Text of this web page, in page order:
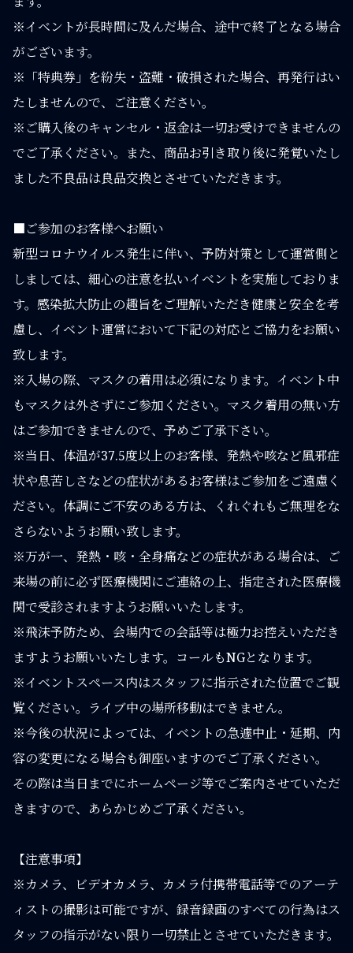
※イベントが長時間に及んだ場合、途中で終了となる場合
がございます。
※「特典券」を紛失・盗難・破損された場合、再発行はい
たしませんので、ご注意ください。
※ご購入後のキャンセル・返金は一切お受けできませんの
でご了承ください。また、商品お引き取り後に発覚いたし
ました不良品は良品交換とさせていただきます。
■ご参加のお客様へお願い
新型コロナウイルス発生に伴い、予防対策として運営側と
しましては、細心の注意を払いイベントを実施しておりま
す。感染拡大防止の趣旨をご理解いただき健康と安全を考
慮し、イベント運営において下記の対応とご協力をお願い
致します。
※入場の際、マスクの着用は必須になります。イベント中
もマスクは外さずにご参加ください。マスク着用の無い方
はご参加できませんので、予めご了承下さい。
※当日、体温が37.5度以上のお客様、発熱や咳など風邪症
状や息苦しさなどの症状があるお客様はご参加をご遠慮く
ださい。体調にご不安のある方は、くれぐれもご無理をな
さらないようお願い致します。
※万が一、発熱・咳・全身痛などの症状がある場合は、ご
来場の前に必ず医療機関にご連絡の上、指定された医療機
関で受診されますようお願いいたします。
※飛沫予防ため、会場内での会話等は極力お控えいただき
ますようお願いいたします。コールもNGとなります。
※イベントスペース内はスタッフに指示された位置でご観
覧ください。ライブ中の場所移動はできません。
※今後の状況によっては、イベントの急遽中止・延期、内
容の変更になる場合も御座いますのでご了承ください。
その際は当日までにホームページ等でご案内させていただ
きますので、あらかじめご了承ください。
【注意事項】
※カメラ、ビデオカメラ、カメラ付携帯電話等でのアーテ
ィストの撮影は可能ですが、録音録画のすべての行為はス
タッフの指示がない限り一切禁止とさせていただきます。